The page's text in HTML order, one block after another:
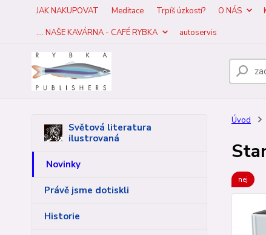
JAK NAKUPOVAT Meditace Trpíš úzkostí? O NÁS
.... NAŠE KAVÁRNA - CAFÉ RYBKA
autoservis
Světová literatura
ilustrovaná
Novinky
Právě jsme dotiskli
Historie
Úvod
nej